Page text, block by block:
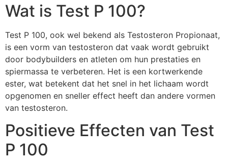
Wat is Test P 100?
Test P 100, ook wel bekend als Testosteron Propionaat,
is een vorm van testosteron dat vaak wordt gebruikt
door bodybuilders en atleten om hun prestaties en
spiermassa te verbeteren. Het is een kortwerkende
ester, wat betekent dat het snel in het lichaam wordt
opgenomen en sneller effect heeft dan andere vormen
van testosteron.
Positieve Effecten van Test
P 100